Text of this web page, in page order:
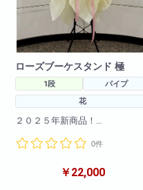
ローズブーケスタンド 極
1段
パイプ
花
２０２５年新商品！
が登場！
です！！とても可愛く仕上がっ
0件
￥22,000